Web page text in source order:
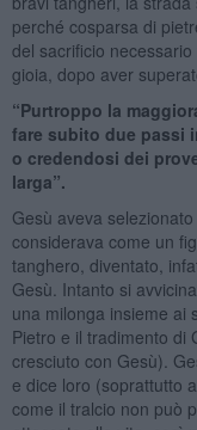
perché cosparsa di
del sacrificio
gioia, dopo aver
“Purtroppo la
fare subito due passi
o credendosi dei
larga”.
Gesù aveva
considerava come un
tanghero, diventato,
Gesù. Intanto si
una milonga insieme ai
Pietro e il tradimento di
cresciuto con Gesù).
e dice loro (soprattutto
come il tralcio non può